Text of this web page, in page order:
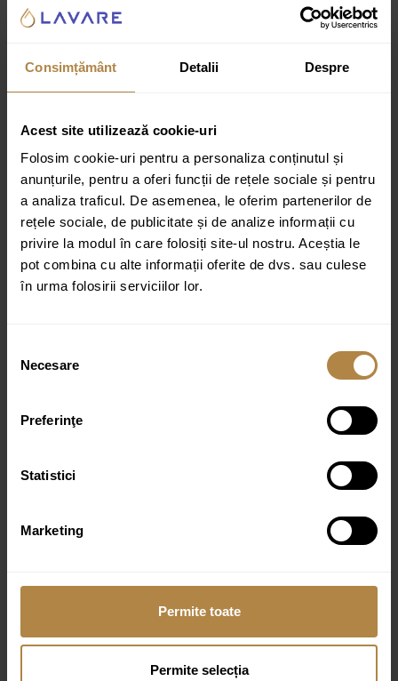
Consimțământ Detalii Despre
Acest site utilizează cookie-uri
Folosim cookie-uri pentru a personaliza conținutul și
anunțurile, pentru a oferi funcții de rețele sociale și pentru
a analiza traficul. De asemenea, le oferim partenerilor de
rețele sociale, de publicitate și de analize informații cu
privire la modul în care folosiți site-ul nostru. Aceștia le
pot combina cu alte informații oferite de dvs. sau culese
în urma folosirii serviciilor lor.
consimțământului
Necesare
Preferinţe
Statistici
Marketing
Permite toate
Permite selecția
Greutate:
Design:Linii rotunjite
Finisaj:Mat
Pachet:Baterie bideu+dus igienic
Stil:Modern
Tip acționare:Monocomanda
Tip montare:Pe perete
Piesa incorporabila pentru baterie bideu pentru
Dus de mana bideu din alama
Furtun de dus flexibil din otel inoxidabil, lungime:
Produse similare